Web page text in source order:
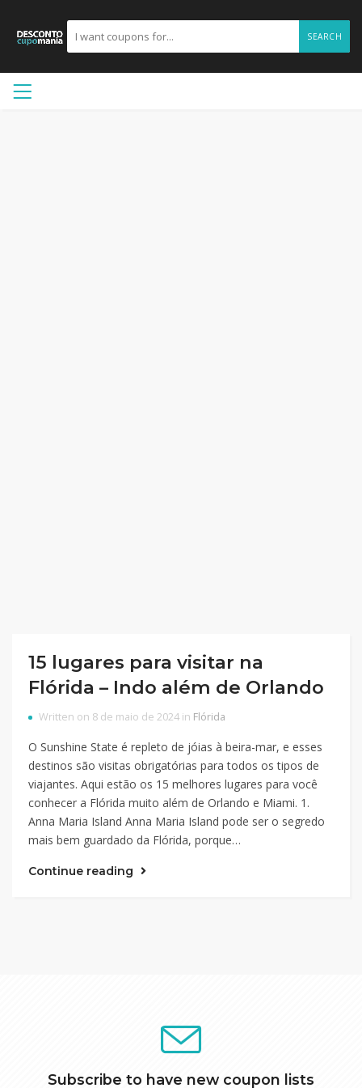
SEARCH
15 lugares para visitar na
Flórida – Indo além de Orlando
Written on 8 de maio de 2024 in Flórida
O Sunshine State é repleto de jóias à beira-mar, e esses
destinos são visitas obrigatórias para todos os tipos de
viajantes. Aqui estão os 15 melhores lugares para você
conhecer a Flórida muito além de Orlando e Miami. 1.
Anna Maria Island Anna Maria Island pode ser o segredo
mais bem guardado da Flórida, porque…
Continue reading
Subscribe to have new coupon lists